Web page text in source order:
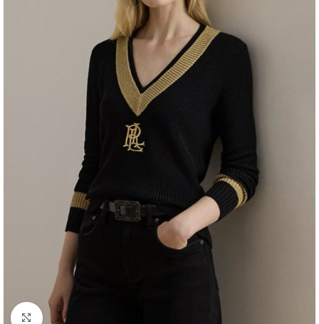
Click to enlarge